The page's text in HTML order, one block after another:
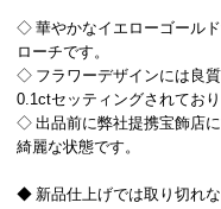
◇ 華やかなイエローゴール
ローチです。
◇ フラワーデザインには良
0.1ctセッティングされてお
◇ 出品前に弊社提携宝飾店
綺麗な状態です。
◆ 新品仕上げでは取り切れ